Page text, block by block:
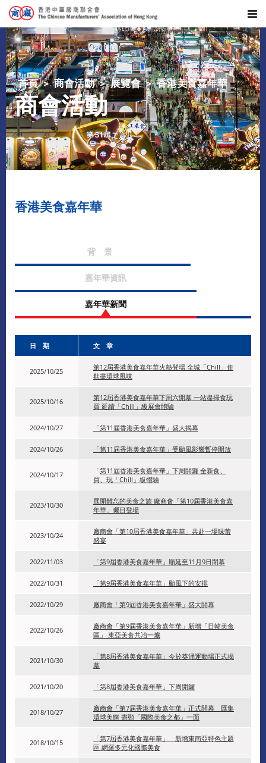
首頁 商會活動 展覽會 香港美食嘉年華
商會活動
香港美食嘉年華
背 景
嘉年華資訊
嘉年華新聞
日 期 文 章
2025/10/25
第12屆香港美食嘉年華火熱登場 全城「Chill」住
歎盡環球風味
2025/10/16
第12屆香港美食嘉年華下周六開幕 一站盡掃食玩
買 延續「Chill」級展會體驗
2024/10/27 「第11屆香港美食嘉年華」盛大揭幕
2024/10/26 「第11屆香港美食嘉年華」受颱風影響暫停開放
2024/10/17 「第11屆香港美食嘉年華」下周開鑼 全新食、
買、玩「Chill」級體驗
2023/10/30
展開難忘的美食之旅 廠商會「第10屆香港美食嘉
年華」矚目登場
2023/10/24
廠商會「第10屆香港美食嘉年華」共赴一場味蕾
盛宴
2022/11/03 「第9屆香港美食嘉年華」順延至11月9日閉幕
2022/10/31 「第9屆香港美食嘉年華」颱風下的安排
2022/10/29 廠商會「第9屆香港美食嘉年華」盛大開幕
2022/10/26
廠商會「第9屆香港美食嘉年華」新增「日韓美食
區」 東亞美食共冶一爐
2021/10/30
「第8屆香港美食嘉年華」今於葵涌運動場正式揭
幕
2021/10/20 「第8屆香港美食嘉年華」下周開鑼
2018/10/27
廠商會「第7屆香港美食嘉年華」正式開幕 匯集
環球美饌 盡顯「國際美食之都」一面
2018/10/15
「第7屆香港美食嘉年華」 新增東南亞特色主題
區 網羅多元化國際美食